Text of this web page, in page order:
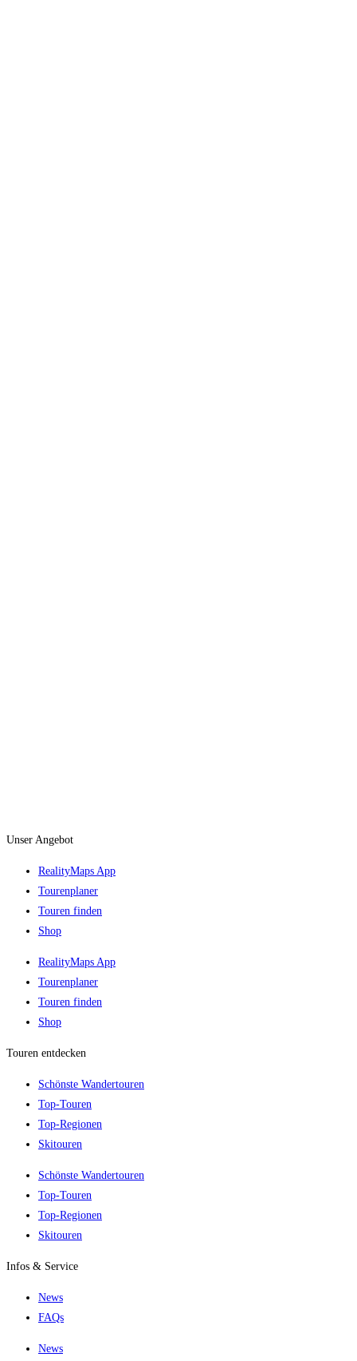
Unser Angebot
RealityMaps App
Tourenplaner
Touren finden
Shop
RealityMaps App
Tourenplaner
Touren finden
Shop
Touren entdecken
Schönste Wandertouren
Top-Touren
Top-Regionen
Skitouren
Schönste Wandertouren
Top-Touren
Top-Regionen
Skitouren
Infos & Service
News
FAQs
News